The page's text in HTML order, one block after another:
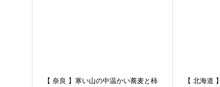
【 奈良 】寒い山の中温かい蕎麦と柿
【 北海道